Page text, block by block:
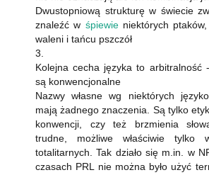
Dwustopniową strukturę w świecie
znaleźć w śpiewieniektórych
waleni i tańcu pszczół
3.
Kolejna cecha języka to arbitralność
są konwencjonalne
Nazwy własne wg niektórych
mają żadnego znaczenia. Są tylko
konwencji, czy też brzmienia
trudne, możliwe właściwie tylko
totalitarnych. Tak działo się m.in. w
czasach PRL nie można było użyć